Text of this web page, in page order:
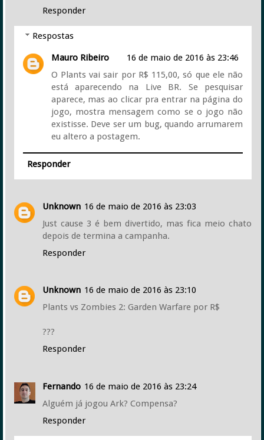
Responder
Respostas
Mauro Ribeiro
16 de maio de 2016 às 23:46
O Plants vai sair por R$ 115,00, só que ele não
está aparecendo na Live BR. Se pesquisar
aparece, mas ao clicar pra entrar na página do
jogo, mostra mensagem como se o jogo não
existisse. Deve ser um bug, quando arrumarem
eu altero a postagem.
Responder
Unknown 16 de maio de 2016 às 23:03
Just cause 3 é bem divertido, mas fica meio chato
depois de termina a campanha.
Responder
Unknown 16 de maio de 2016 às 23:10
Plants vs Zombies 2: Garden Warfare por R$
???
Responder
Fernando 16 de maio de 2016 às 23:24
Alguém já jogou Ark? Compensa?
Responder